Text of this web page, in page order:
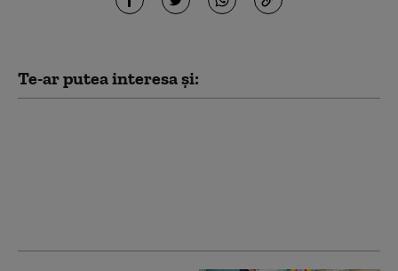
Te-ar putea interesa și: